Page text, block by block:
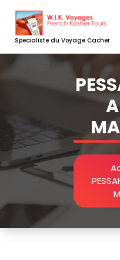
contenu
Specialiste du Voyage Cacher